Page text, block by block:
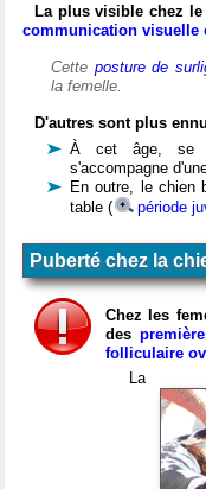
La plus visible chez
communication visuelle
Cette posture de
la femelle.
D'autres sont plus
À cet âge, se
s'accompagne
En outre, le chien
table (
période
Puberté chez la
Chez les
des
folliculaire
La